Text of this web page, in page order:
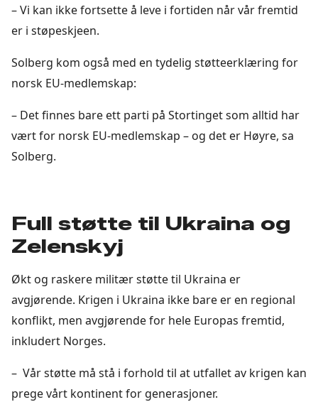
– Vi kan ikke fortsette å leve i fortiden når vår fremtid
er i støpeskjeen.
Solberg kom også med en tydelig støtteerklæring for
norsk EU-medlemskap:
– Det finnes bare ett parti på Stortinget som alltid har
vært for norsk EU-medlemskap – og det er Høyre, sa
Solberg.
Full støtte til Ukraina og
Zelenskyj
Økt og raskere militær støtte til Ukraina er
avgjørende. Krigen i Ukraina ikke bare er en regional
konflikt, men avgjørende for hele Europas fremtid,
inkludert Norges.
– Vår støtte må stå i forhold til at utfallet av krigen kan
prege vårt kontinent for generasjoner.